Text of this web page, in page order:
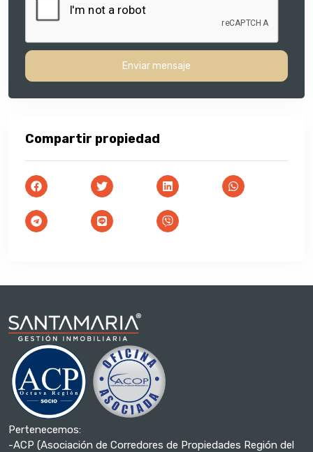
Enviar mensaje
Compartir propiedad
Pertenecemos:
-ACP (Asociación de Corredores de Propiedades Región del